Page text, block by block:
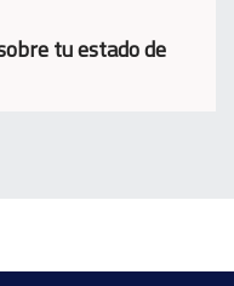
tu estado de